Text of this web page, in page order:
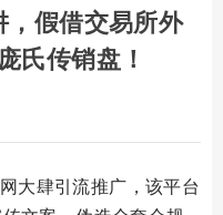
假借交易所外
氏传销盘！
大肆引流推广，该平台